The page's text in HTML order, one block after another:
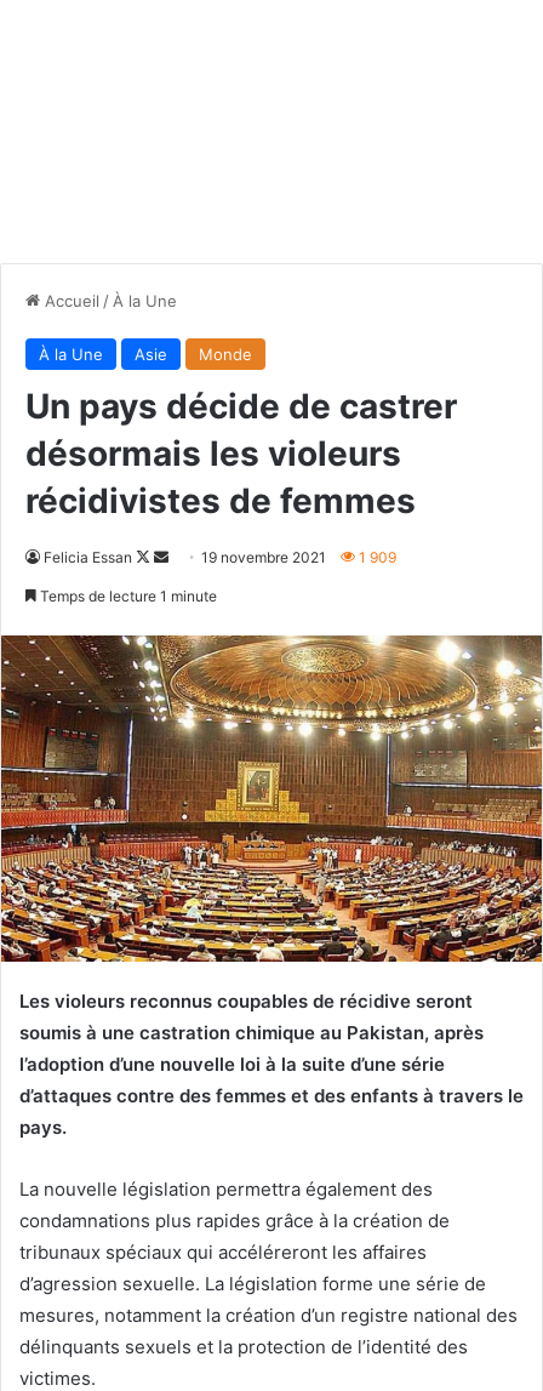
Accueil / À la Une
À la Une Asie Monde
Un pays décide de castrer
désormais les violeurs
récidivistes de femmes
Felicia Essan
Follow
Envoyer19 novembre 2021 1 909
Temps de lecture 1 minute
Les violeurs reconnus coupables de récidive seront
soumis à une castration chimique au Pakistan, après
l’adoption d’une nouvelle loi à la suite d’une série
d’attaques contre des femmes et des enfants à travers le
pays.
La nouvelle législation permettra également des
condamnations plus rapides grâce à la création de
tribunaux spéciaux qui accéléreront les affaires
d’agression sexuelle. La législation forme une série de
mesures, notamment la création d’un registre national des
délinquants sexuels et la protection de l’identité des
victimes.